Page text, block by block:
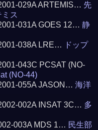
029A ARTEMIS… 先
ス
031A GOES 12…静
038A LRE…
ドップ
043C PCSAT (NO-
(NO-44)
055A JASON…海洋
002A INSAT 3C… 多
003A MDS 1… 民生部